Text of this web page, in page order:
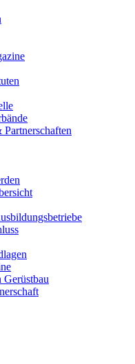
Gerüstbau